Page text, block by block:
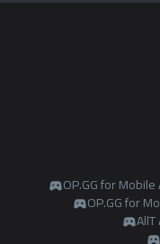
OP.GG for
OP.GG for